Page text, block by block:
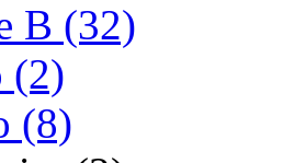
B (32)
(2)
(8)